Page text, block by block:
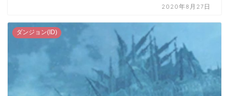
2020年8月27日
ダンジョン(ID)